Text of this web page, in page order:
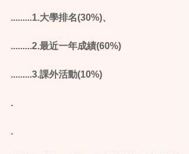
.........1.大學排名(30%)、
.........2.最近一年成績(60%)
.........3.課外活動(10%)
.
.